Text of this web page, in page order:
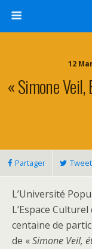
12
« Simone
Partager
L’Université
L’Espace
centaine de
de «Simone Veil,